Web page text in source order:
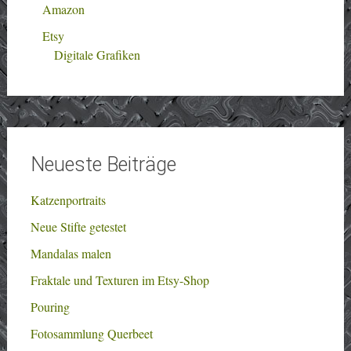
Amazon
Etsy
Digitale Grafiken
Neueste Beiträge
Katzenportraits
Neue Stifte getestet
Mandalas malen
Fraktale und Texturen im Etsy-Shop
Pouring
Fotosammlung Querbeet